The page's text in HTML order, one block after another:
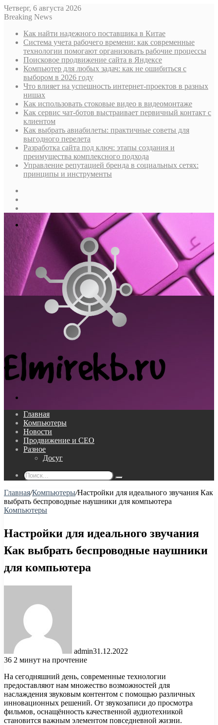
Четверг, 6 августа 2026
Breaking News
Как найти надежного поставщика в Китае
Система учета рабочего времени: как современные
технологии помогают организовать рабочие процессы
Поисковое продвижение сайта в Яндексе
Компьютер для любых задач: как не ошибиться с
выбором в 2026 году
Что влияет на успешность интернет-проектов в разных
нишах
Как использовать стоковые видео в видеомонтаже
Как сервис чат-ботов выстраивает первичный контакт с
клиентом
Как выбрать авиабилеты: практичные советы для
выгодного перелета
Разработка сайта под ключ: этапы создания и
преимущества комплексного подхода
Управление репутацией бренда в социальных сетях:
принципы и инструменты
In
Меню
Главная
Компьютеры
Новости
Продвижение и СЕО
Разное
Досуг
Поиск...
Главная/Компьютеры/Настройки для идеального звучания Как
выбрать беспроводные наушники для компьютера
Компьютеры
Настройки для идеального звучания
Как выбрать беспроводные наушники
для компьютера
admin31.12.2022
36 2 минут на прочтение
На сегодняшний день, современные технологии
предоставляют нам множество возможностей для
наслаждения звуковым контентом с помощью различных
инновационных решений. От звукозаписи до просмотра
фильмов, оснащённость качественной аудиотехникой
становится важным элементом повседневной жизни.